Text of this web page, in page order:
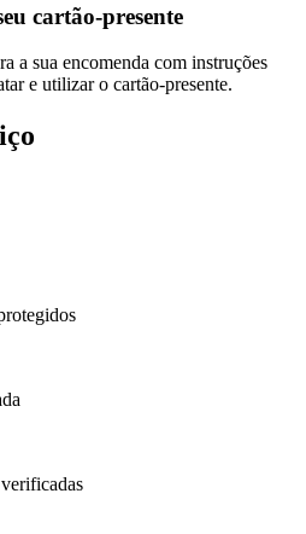
cartão-presente
a sua encomenda com instruções
e utilizar o cartão-presente.